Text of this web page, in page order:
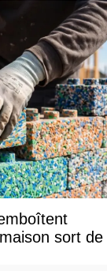
sort de